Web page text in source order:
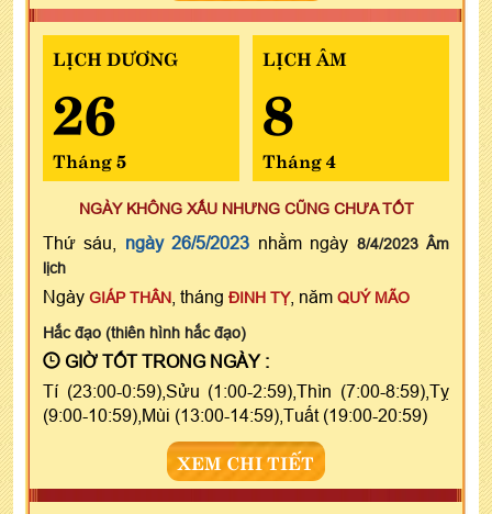
LỊCH DƯƠNG
26
Tháng 5
LỊCH ÂM
8
Tháng 4
NGÀY KHÔNG XẤU NHƯNG CŨNG CHƯA TỐT
Thứ sáu, ngày 26/5/2023 nhằm ngày 8/4/2023 Âm
lịch
Ngày GIÁP THÂN , tháng ĐINH TỴ, năm QUÝ MÃO
Hắc đạo (thiên hình hắc đạo)
GIỜ TỐT TRONG NGÀY :
Tí (23:00-0:59),Sửu (1:00-2:59),Thìn (7:00-8:59),Tỵ
(9:00-10:59),Mùi (13:00-14:59),Tuất (19:00-20:59)
XEM CHI TIẾT